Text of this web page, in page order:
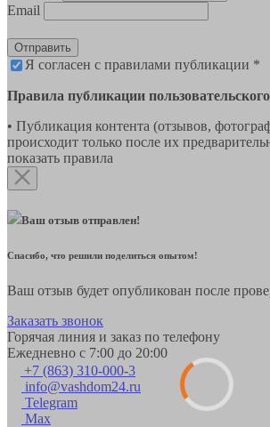
Email
Отправить
Я согласен с правилами публикации *
Правила публикации
• Публикация контента (отзывов,
происходит только после их
показать правила
Ваш отзыв отправлен!
Спасибо, что решили поделиться опытом!
Ваш отзыв будет опубликован после
Заказать звонок
Горячая линия и заказ по телефону
Ежедневно с 7:00 до 20:00
+7 (863) 310-000-3
info@vashdom24.ru
Telegram
Max